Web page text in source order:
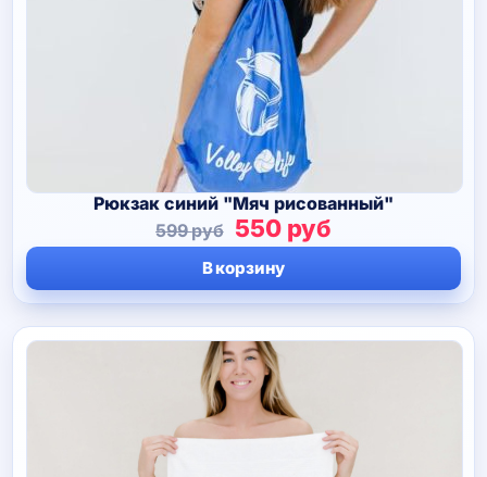
Рюкзак синий "Мяч рисованный"
599руб Первоначальная
цена
составляла
599 руб.
550 рубТекущая
цена:
550 руб.
В корзину